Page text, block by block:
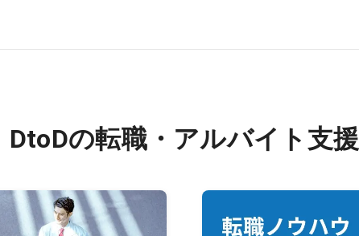
DtoDの転職・アルバイト支援